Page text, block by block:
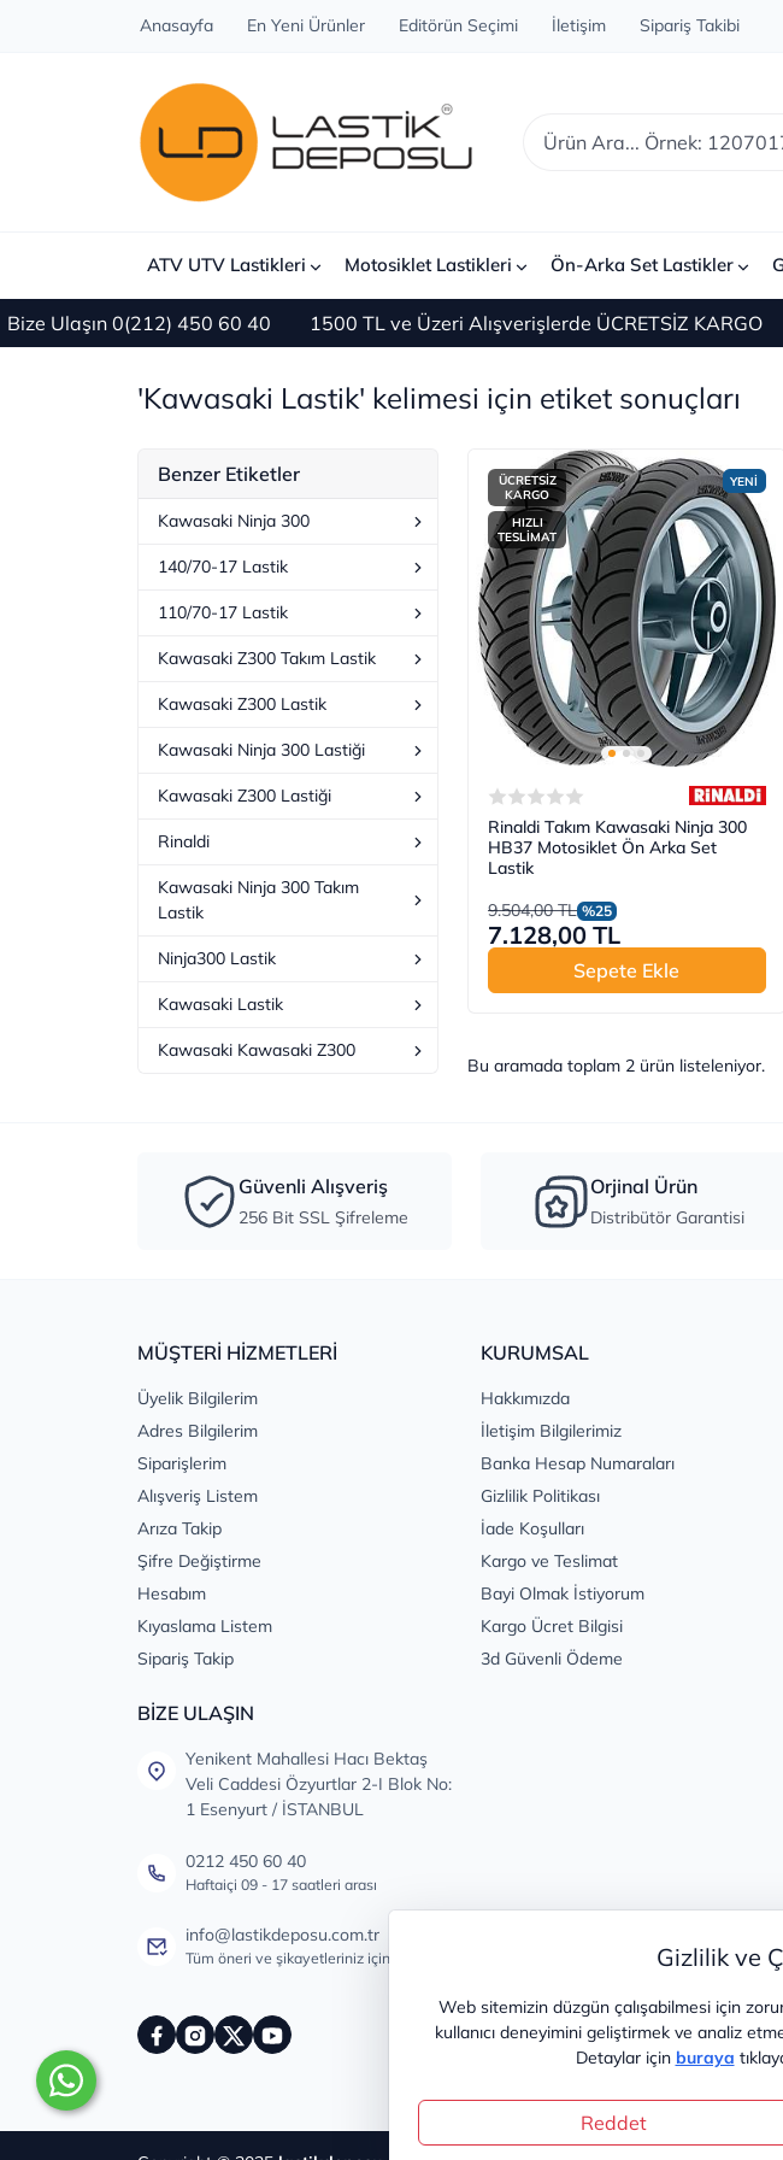
Anasayfa En Yeni Ürünler Editörün Seçimi İletişim Sipariş Takibi
ATV UTV Lastikleri Motosiklet Lastikleri Ön-Arka Set Lastikler
Ulaşın 0(212) 450 60 40 1500 TL ve Üzeri Alışverişlerde ÜCRETSİZ KARGO
Gizlilik ve
Web sitemizin düzgün çalışabilmesi için
kullanıcı deneyimini geliştirmek ve analiz
Detaylar için buraya
Reddet
'Kawasaki Lastik' kelimesi için etiket sonuçları
Benzer Etiketler
Kawasaki Ninja 300
140/70-17 Lastik
110/70-17 Lastik
Kawasaki Z300 Takım Lastik
Kawasaki Z300 Lastik
Kawasaki Ninja 300 Lastiği
Kawasaki Z300 Lastiği
Rinaldi
Kawasaki Ninja 300 Takım
Lastik
Ninja300 Lastik
Kawasaki Lastik
Kawasaki Kawasaki Z300
YENİ
ÜCRETSİZ
KARGO
HIZLI
TESLİMAT
Rinaldi Takım Kawasaki Ninja 300
HB37 Motosiklet Ön Arka Set
Lastik
9.504,00 TL %25
7.128,00 TL
Sepete Ekle
Bu aramada toplam 2 ürün listeleniyor.
Güvenli Alışveriş
256 Bit SSL Şifreleme
Orjinal Ürün
Distribütör Garantisi
MÜŞTERİ HİZMETLERİ
Üyelik Bilgilerim
Adres Bilgilerim
Siparişlerim
Alışveriş Listem
Arıza Takip
Şifre Değiştirme
Hesabım
Kıyaslama Listem
Sipariş Takip
KURUMSAL
Hakkımızda
İletişim Bilgilerimiz
Banka Hesap Numaraları
Gizlilik Politikası
İade Koşulları
Kargo ve Teslimat
Bayi Olmak İstiyorum
Kargo Ücret Bilgisi
3d Güvenli Ödeme
BİZE ULAŞIN
Yenikent Mahallesi Hacı Bektaş
Veli Caddesi Özyurtlar 2-I Blok No:
1 Esenyurt / İSTANBUL
0212 450 60 40
Haftaiçi 09 - 17 saatleri arası
info@lastikdeposu.com.tr
Tüm öneri ve şikayetleriniz için